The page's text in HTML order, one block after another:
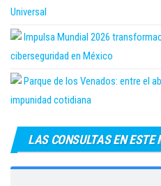
Universal
Impulsa Mundial 2026
ciberseguridad en México
Parque de los Venados: entre el
impunidad cotidiana
LAS CONSULTAS EN ESTE